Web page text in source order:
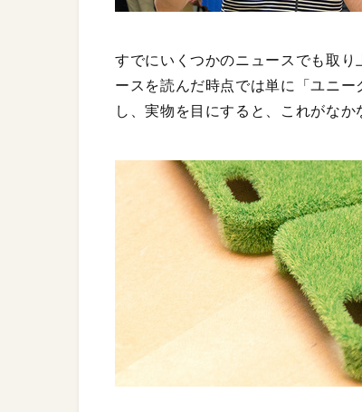
すでにいくつかのニュースでも取
ースを読んだ時点では単に「ユニ
し、実物を目にすると、これがな